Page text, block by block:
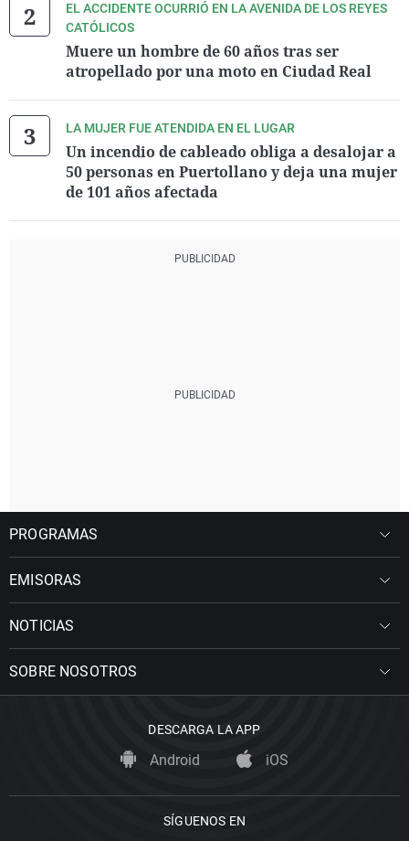
EL ACCIDENTE OCURRIÓ EN LA AVENIDA DE LOS REYES
CATÓLICOS
Muere un hombre de 60 años tras ser
atropellado por una moto en Ciudad Real
LA MUJER FUE ATENDIDA EN EL LUGAR
Un incendio de cableado obliga a desalojar a
50 personas en Puertollano y deja una mujer
de 101 años afectada
PROGRAMAS
EMISORAS
NOTICIAS
SOBRE NOSOTROS
DESCARGA LA APP
Android iOS
SÍGUENOS EN